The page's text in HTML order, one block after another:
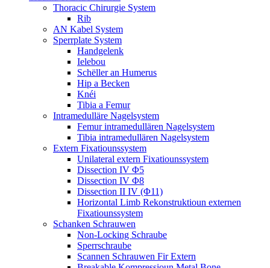
Thoracic Chirurgie System
Rib
AN Kabel System
Sperrplate System
Handgelenk
Ielebou
Schëller an Humerus
Hip a Becken
Knéi
Tibia a Femur
Intramedulläre Nagelsystem
Femur intramedullären Nagelsystem
Tibia intramedullären Nagelsystem
Extern Fixatiounssystem
Unilateral extern Fixatiounssystem
Dissection IV Φ5
Dissection IV Φ8
Dissection II IV (Φ11)
Horizontal Limb Rekonstruktioun externen
Fixatiounssystem
Schanken Schrauwen
Non-Locking Schraube
Sperrschraube
Scannen Schrauwen Fir Extern